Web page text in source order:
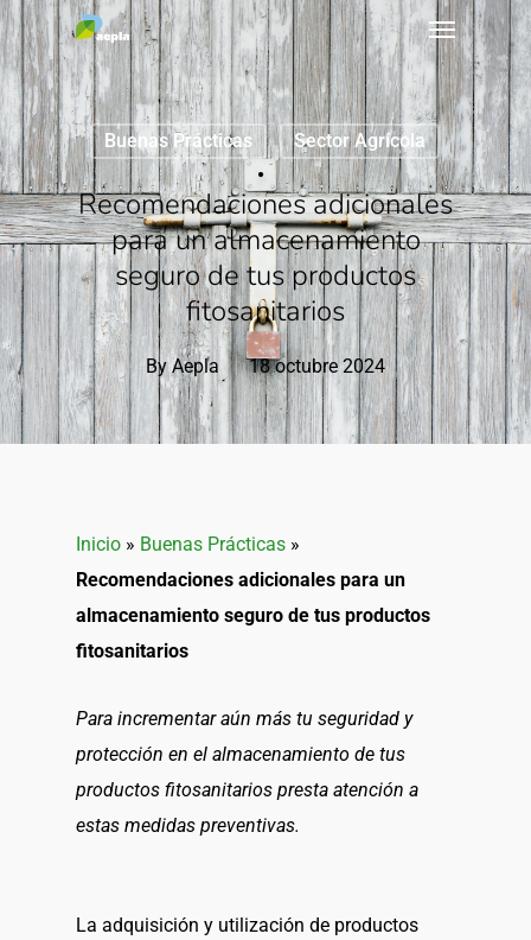
Buenas Prácticas Sector Agrícola
Recomendaciones adicionales
para un almacenamiento
seguro de tus productos
fitosanitarios
ByAepla 18 octubre 2024
Inicio » Buenas Prácticas »
Recomendaciones adicionales para un
almacenamiento seguro de tus productos
fitosanitarios
Para incrementar aún más tu seguridad y
protección en el almacenamiento de tus
productos fitosanitarios presta atención a
estas medidas preventivas.
La adquisición y utilización de productos